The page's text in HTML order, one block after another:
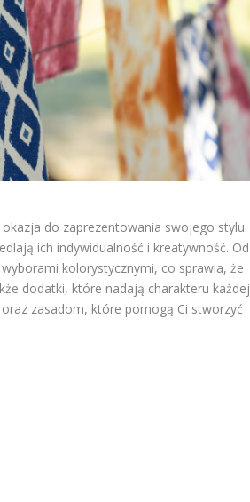
do zaprezentowania swojego stylu.
ich indywidualność i kreatywność. Od
kolorystycznymi, co sprawia, że
dodatki, które nadają charakteru każdej
zasadom, które pomogą Ci stworzyć